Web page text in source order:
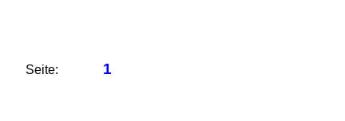
Seite: 1